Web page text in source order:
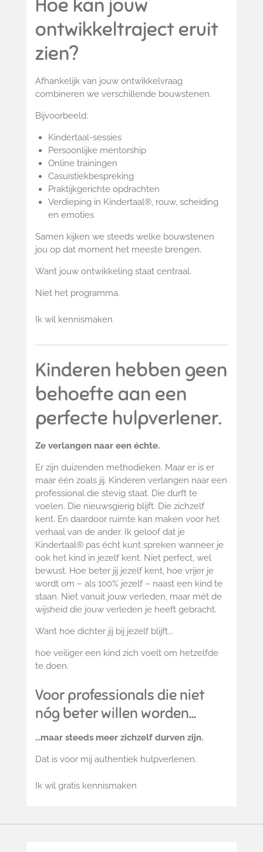
Hoe kan jouw
ontwikkeltraject eruit
zien?
Afhankelijk van jouw ontwikkelvraag
combineren we verschillende bouwstenen.
Bijvoorbeeld:
Kindertaal-sessies
Persoonlijke mentorship
Online trainingen
Casuïstiekbespreking
Praktijkgerichte opdrachten
Verdieping in Kindertaal®, rouw, scheiding
en emoties
Samen kijken we steeds welke bouwstenen
jou op dat moment het meeste brengen.
Want jouw ontwikkeling staat centraal.
Niet het programma.
Ik wil kennismaken
Kinderen hebben geen
behoefte aan een
perfecte hulpverlener.
Ze verlangen naar een échte.
Er zijn duizenden methodieken. Maar er is er
maar één zoals jij. Kinderen verlangen naar een
professional die stevig staat. Die durft te
voelen. Die nieuwsgierig blijft. Die zichzelf
kent. En daardoor ruimte kan maken voor het
verhaal van de ander. Ik geloof dat je
Kindertaal® pas écht kunt spreken wanneer je
ook het kind in jezelf kent. Niet perfect, wel
bewust. Hoe beter jij jezelf kent, hoe vrijer je
wordt om – als 100% jezelf – naast een kind te
staan. Niet vanuit jouw verleden, maar mét de
wijsheid die jouw verleden je heeft gebracht.
Want hoe dichter jij bij jezelf blijft...
hoe veiliger een kind zich voelt om hetzelfde
te doen.
Voor professionals die niet
nóg beter willen worden...
...maar steeds meer zichzelf durven zijn.
Dat is voor mij authentiek hulpverlenen.
Ik wil gratis kennismaken